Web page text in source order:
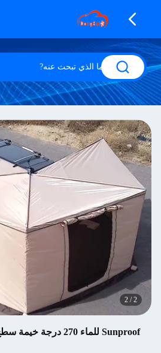
2 /2
Sunproof للماء 270 درجة خيمة سطح صلب مع غرفة القماش